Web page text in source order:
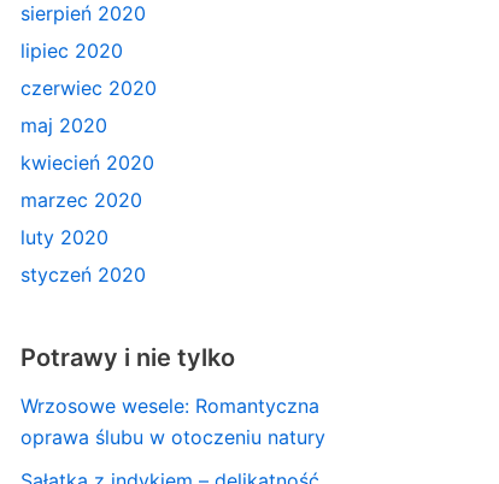
sierpień 2020
lipiec 2020
czerwiec 2020
maj 2020
kwiecień 2020
marzec 2020
luty 2020
styczeń 2020
Potrawy i nie tylko
Wrzosowe wesele: Romantyczna
oprawa ślubu w otoczeniu natury